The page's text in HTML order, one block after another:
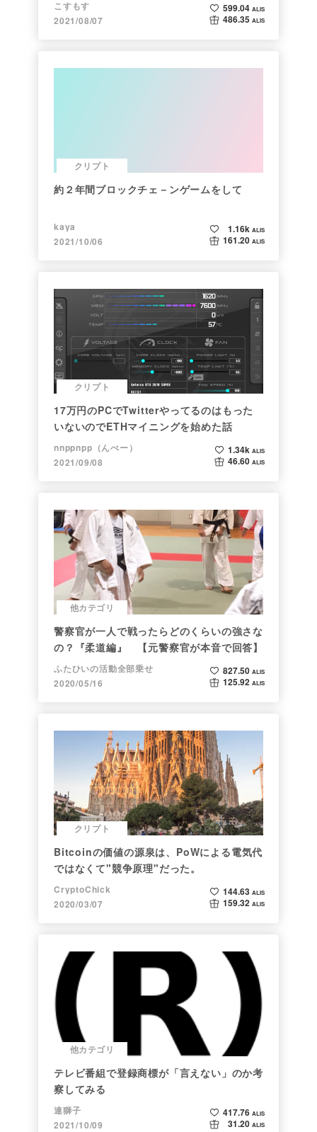
こすもす
2021/08/07
599.04 ALIS
486.35 ALIS
クリプト
約２年間ブロックチェ－ンゲームをして
kaya
2021/10/06
1.16k ALIS
161.20 ALIS
クリプト
17万円のPCでTwitterやってるのはもった
いないのでETHマイニングを始めた話
nnppnpp（んぺー）
2021/09/08
1.34k ALIS
46.60 ALIS
他カテゴリ
警察官が一人で戦ったらどのくらいの強さな
の？『柔道編』 【元警察官が本音で回答】
ふたひいの活動全部乗せ
2020/05/16
827.50 ALIS
125.92 ALIS
クリプト
Bitcoinの価値の源泉は、PoWによる電気代
ではなくて"競争原理"だった。
CryptoChick
2020/03/07
144.63 ALIS
159.32 ALIS
他カテゴリ
テレビ番組で登録商標が「言えない」のか考
察してみる
連獅子
2021/10/09
417.76 ALIS
31.20 ALIS